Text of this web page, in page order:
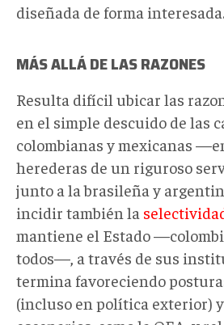
diseñada de forma interesada.
MÁS ALLÁ DE LAS RAZONES
Resulta difícil ubicar las
en el simple descuido de las
colombianas y mexicanas
herederas de un riguroso
junto a la brasileña y
incidir también la
mantiene el Estado
todos—, a través de sus
termina favoreciendo
(incluso en política exterior)